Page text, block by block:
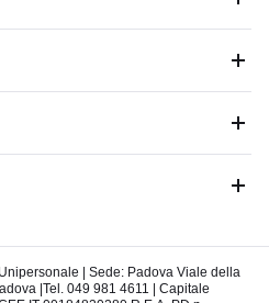
| Sede: Padova Viale della
|Tel. 049 981 4611 | Capitale